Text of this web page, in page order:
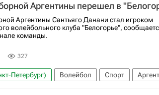
Аргентины перешел в
Аргентины Сантьяго Данани стал игроком
волейбольного клуба "Белогорье",
команды.
327
Петербург) Волейбол Спорт
(Белгород)
Токио
Факел (Новый